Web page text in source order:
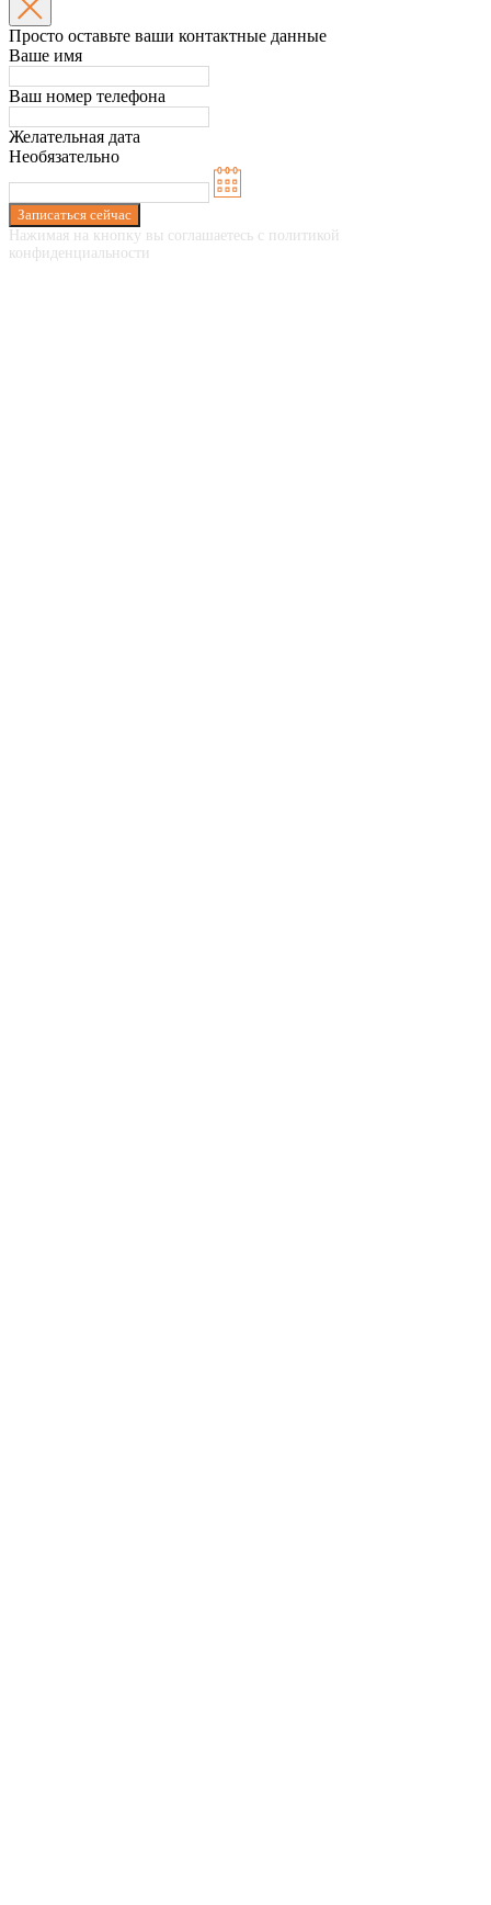
Просто оставьте ваши контактные данные
Ваше имя
Ваш номер телефона
Желательная дата
Необязательно
Записаться сейчас
Нажимая на кнопку вы соглашаетесь с политикой
конфиденциальности